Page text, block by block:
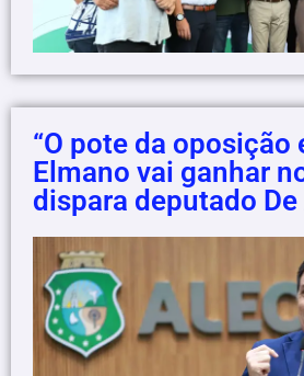
“O pote da oposição
Elmano vai ganhar
dispara deputado